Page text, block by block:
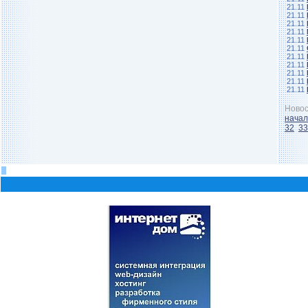
21.11
21.11
21.11
21.11
21.11
21.11
21.11
21.11
21.11
21.11
21.11
32 33